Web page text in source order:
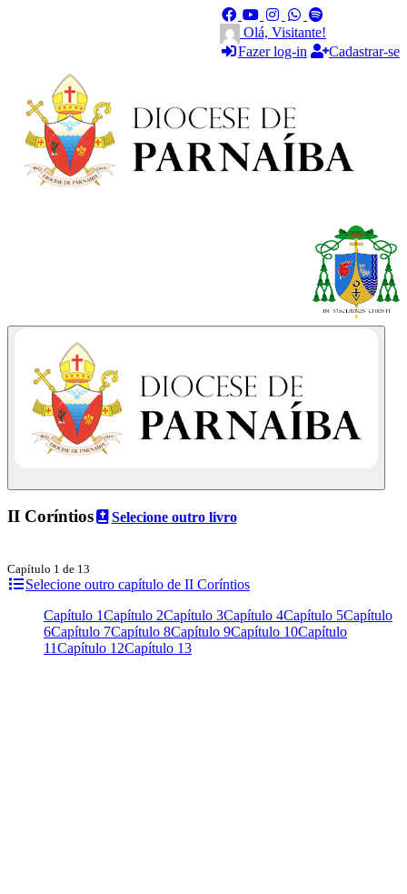
Olá, Visitante!
Fazer log-in
Cadastrar-se
II Coríntios Selecione outro livro
Capítulo 1 de 13
Selecione outro capítulo de II Coríntios
Capítulo 1Capítulo 2Capítulo 3Capítulo 4Capítulo 5Capítulo
6Capítulo 7Capítulo 8Capítulo 9Capítulo 10Capítulo
11Capítulo 12Capítulo 13